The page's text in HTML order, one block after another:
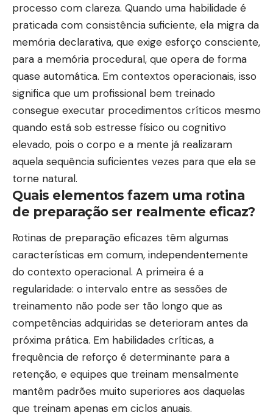
processo com clareza. Quando uma habilidade é
praticada com consistência suficiente, ela migra da
memória declarativa, que exige esforço consciente,
para a memória procedural, que opera de forma
quase automática. Em contextos operacionais, isso
significa que um profissional bem treinado
consegue executar procedimentos críticos mesmo
quando está sob estresse físico ou cognitivo
elevado, pois o corpo e a mente já realizaram
aquela sequência suficientes vezes para que ela se
torne natural.
Quais elementos fazem uma rotina
de preparação ser realmente eficaz?
Rotinas de preparação eficazes têm algumas
características em comum, independentemente
do contexto operacional. A primeira é a
regularidade: o intervalo entre as sessões de
treinamento não pode ser tão longo que as
competências adquiridas se deterioram antes da
próxima prática. Em habilidades críticas, a
frequência de reforço é determinante para a
retenção, e equipes que treinam mensalmente
mantêm padrões muito superiores aos daquelas
que treinam apenas em ciclos anuais.